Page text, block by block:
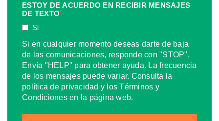
ESTOY DE ACUERDO EN RECIBIR MENSAJES
DE TEXTO*
Si
Si en cualquier momento deseas darte de baja
de las comunicaciones, responde con "STOP".
Envía "HELP" para obtener ayuda. La frecuencia
de los mensajes puede variar. Consulta la
política de privacidad y los Términos y
Condiciones en la página web.